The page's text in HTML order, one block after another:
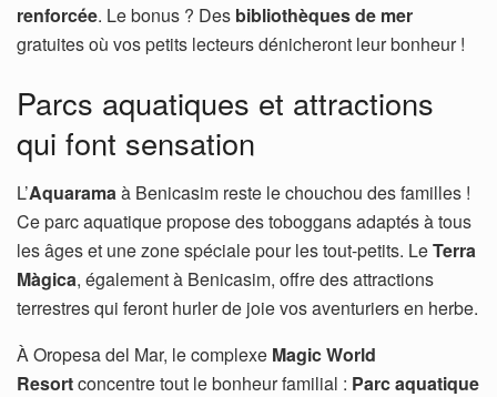
renforcée. Le bonus ? Des bibliothèques de mer
gratuites où vos petits lecteurs dénicheront leur bonheur !
Parcs aquatiques et attractions
qui font sensation
L’Aquaramaà Benicasim reste le chouchou des familles !
Ce parc aquatique propose des toboggans adaptés à tous
les âges et une zone spéciale pour les tout-petits. LeTerra
Màgica, également à Benicasim, offre des attractions
terrestres qui feront hurler de joie vos aventuriers en herbe.
À Oropesa del Mar, le complexe Magic World
Resortconcentre tout le bonheur familial : Parc aquatique